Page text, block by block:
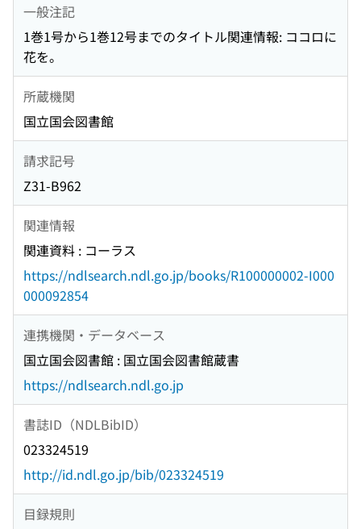
一般注記
1巻1号から1巻12号までのタイトル関連情報: ココロに
花を。
所蔵機関
国立国会図書館
請求記号
Z31-B962
関連情報
関連資料 : コーラス
https://ndlsearch.ndl.go.jp/books/R100000002-I000
000092854
連携機関・データベース
国立国会図書館 : 国立国会図書館蔵書
https://ndlsearch.ndl.go.jp
書誌ID（NDLBibID）
023324519
http://id.ndl.go.jp/bib/023324519
目録規則